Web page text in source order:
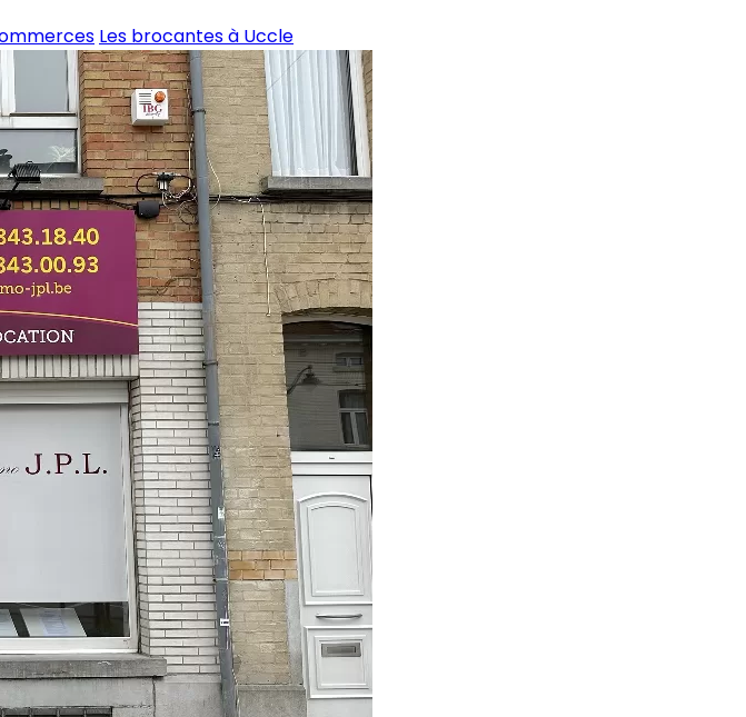
Les brocantes à Uccle